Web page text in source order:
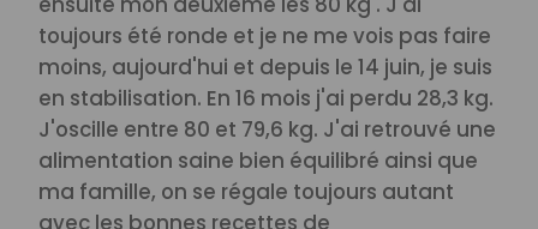
toujours été ronde et je ne me vois pas faire
moins, aujourd'hui et depuis le 14 juin, je suis
en stabilisation. En 16 mois j'ai perdu 28,3 kg.
J'oscille entre 80 et 79,6 kg. J'ai retrouvé une
alimentation saine bien équilibré ainsi que
ma famille, on se régale toujours autant
avec les bonnes recettes de